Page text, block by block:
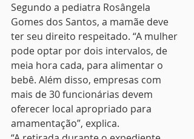
Segundo a pediatra Rosângela
Gomes dos Santos, a mamãe deve
ter seu direito respeitado. “A mulher
pode optar por dois intervalos, de
meia hora cada, para alimentar o
bebê. Além disso, empresas com
mais de 30 funcionárias devem
oferecer local apropriado para
amamentação”, explica.